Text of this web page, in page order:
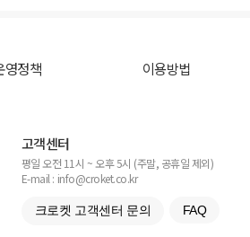
영정책 이용방법
고객센터
평일 오전 11시 ~ 오후 5시 (주말, 공휴일 제외)
E-mail : info@croket.co.kr
크로켓 고객센터 문의 FAQ